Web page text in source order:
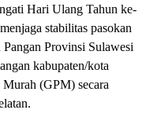
Hari Ulang Tahun ke-
stabilitas pasokan
Provinsi Sulawesi
kabupaten/kota
Murah (GPM) secara